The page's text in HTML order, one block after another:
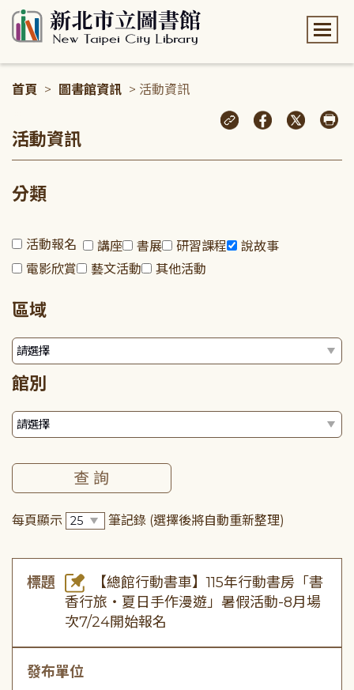
首頁 > 圖書館資訊 > 活動資訊
活動資訊
分類
活動報名 講座 書展 研習課程
說故事
電影欣賞
藝文活動 其他活動
區域
館別
每頁顯示 筆記錄 (選擇後將自動重新整理)
標題
【總館行動書車】115年行動書房「書
香行旅・夏日手作漫遊」暑假活動-8月場
次7/24開始報名
發布單位